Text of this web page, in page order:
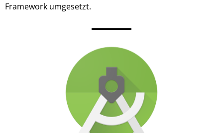
Framework umgesetzt.